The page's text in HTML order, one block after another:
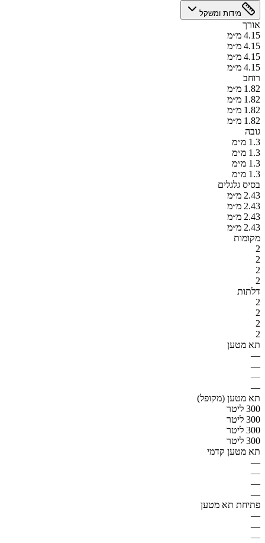
מידות ומשקל
אורך
4.15 מ״מ
4.15 מ״מ
4.15 מ״מ
4.15 מ״מ
רוחב
1.82 מ״מ
1.82 מ״מ
1.82 מ״מ
1.82 מ״מ
גובה
1.3 מ״מ
1.3 מ״מ
1.3 מ״מ
1.3 מ״מ
בסיס גלגלים
2.43 מ״מ
2.43 מ״מ
2.43 מ״מ
2.43 מ״מ
מקומות
2
2
2
2
דלתות
2
2
2
2
תא מטען
—
—
—
—
תא מטען (מקופל)
300 ליטר
300 ליטר
300 ליטר
300 ליטר
תא מטען קדמי
—
—
—
—
פתיחת תא מטען
—
—
—